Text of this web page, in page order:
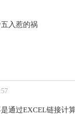
入惹的祸
通过EXCEL链接计